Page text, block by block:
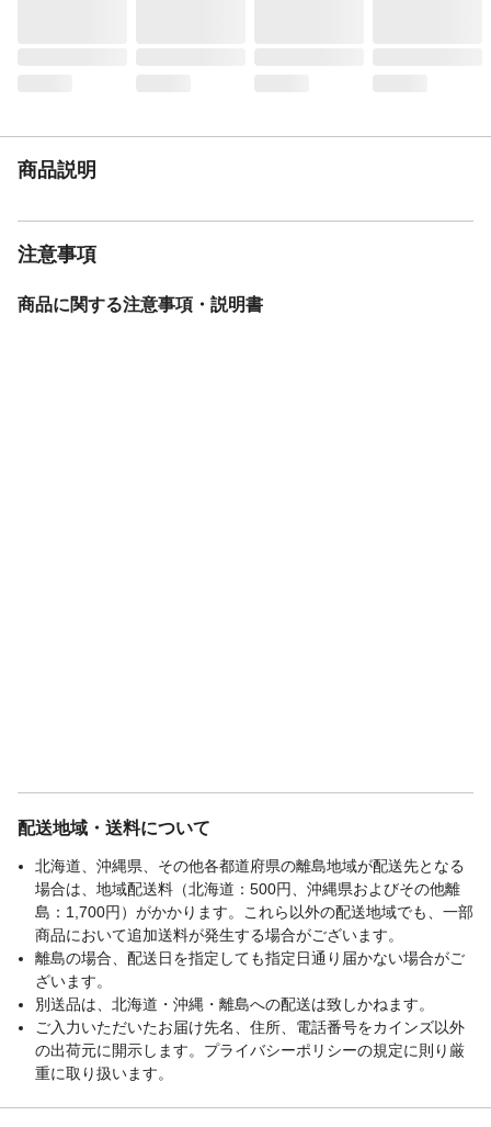
商品説明
注意事項
商品に関する注意事項・説明書
配送地域・送料について
北海道、沖縄県、その他各都道府県の離島地域が配送先となる
場合は、地域配送料（北海道：500円、沖縄県およびその他離
島：1,700円）がかかります。これら以外の配送地域でも、一部
商品において追加送料が発生する場合がございます。
離島の場合、配送日を指定しても指定日通り届かない場合がご
ざいます。
別送品は、北海道・沖縄・離島への配送は致しかねます。
ご入力いただいたお届け先名、住所、電話番号をカインズ以外
の出荷元に開示します。プライバシーポリシーの規定に則り厳
重に取り扱います。